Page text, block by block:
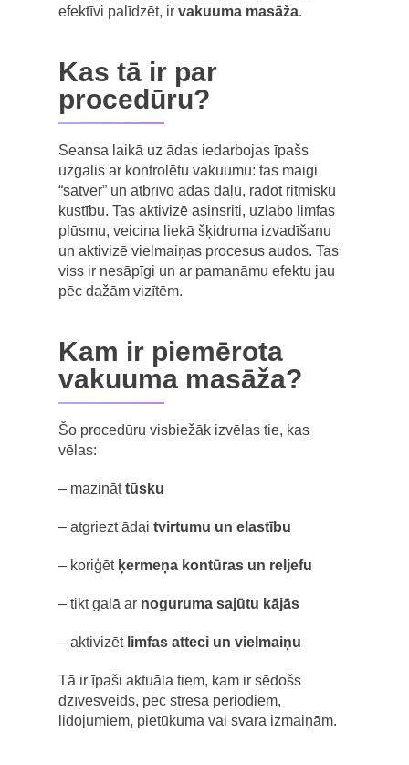
efektīvi palīdzēt, ir vakuuma masāža.
Kas tā ir par
procedūru?
Seansa laikā uz ādas iedarbojas īpašs
uzgalis ar kontrolētu vakuumu: tas maigi
“satver” un atbrīvo ādas daļu, radot ritmisku
kustību. Tas aktivizē asinsriti, uzlabo limfas
plūsmu, veicina liekā šķidruma izvadīšanu
un aktivizē vielmaiņas procesus audos. Tas
viss ir nesāpīgi un ar pamanāmu efektu jau
pēc dažām vizītēm.
Kam ir piemērota
vakuuma masāža?
Šo procedūru visbiežāk izvēlas tie, kas
vēlas:
– mazināttūsku
– atgriezt ādai tvirtumu un elastību
– koriģēt ķermeņa kontūras un reljefu
– tikt galā ar noguruma sajūtu kājās
– aktivizēt limfas atteci un vielmaiņu
Tā ir īpaši aktuāla tiem, kam ir sēdošs
dzīvesveids, pēc stresa periodiem,
lidojumiem, pietūkuma vai svara izmaiņām.